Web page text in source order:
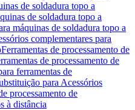
de soldadura topo a
de soldadura topo a
máquinas de soldadura topo a
complementares para
Ferramentas de processamento de
de processamento de
ferramentas de
para Acessórios
processamento de
à distância